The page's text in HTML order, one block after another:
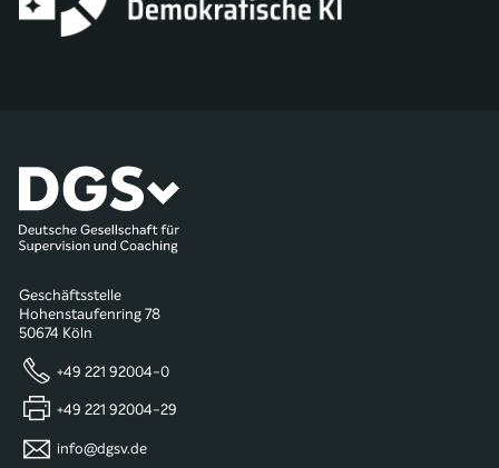
Geschäftsstelle
Hohenstaufenring 78
50674 Köln
+49 221 92004-0
+49 221 92004-29
info@dgsv.de